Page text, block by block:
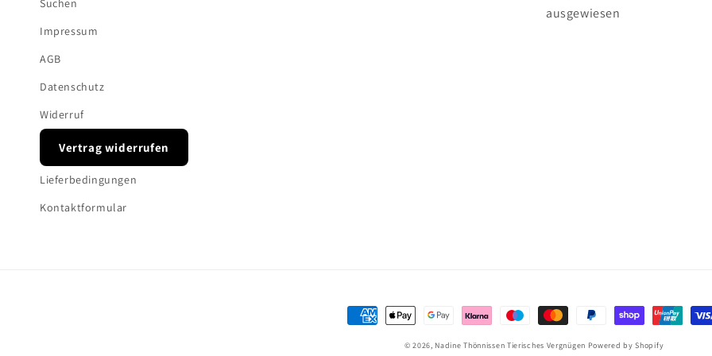
Suchen
Impressum
AGB
Datenschutz
Widerruf
Vertrag widerrufen
Lieferbedingungen
Kontaktformular
ausgewiesen
Zahlungsmethoden
© 2026, Nadine Thönnissen Tierisches Vergnügen Powered by Shopify